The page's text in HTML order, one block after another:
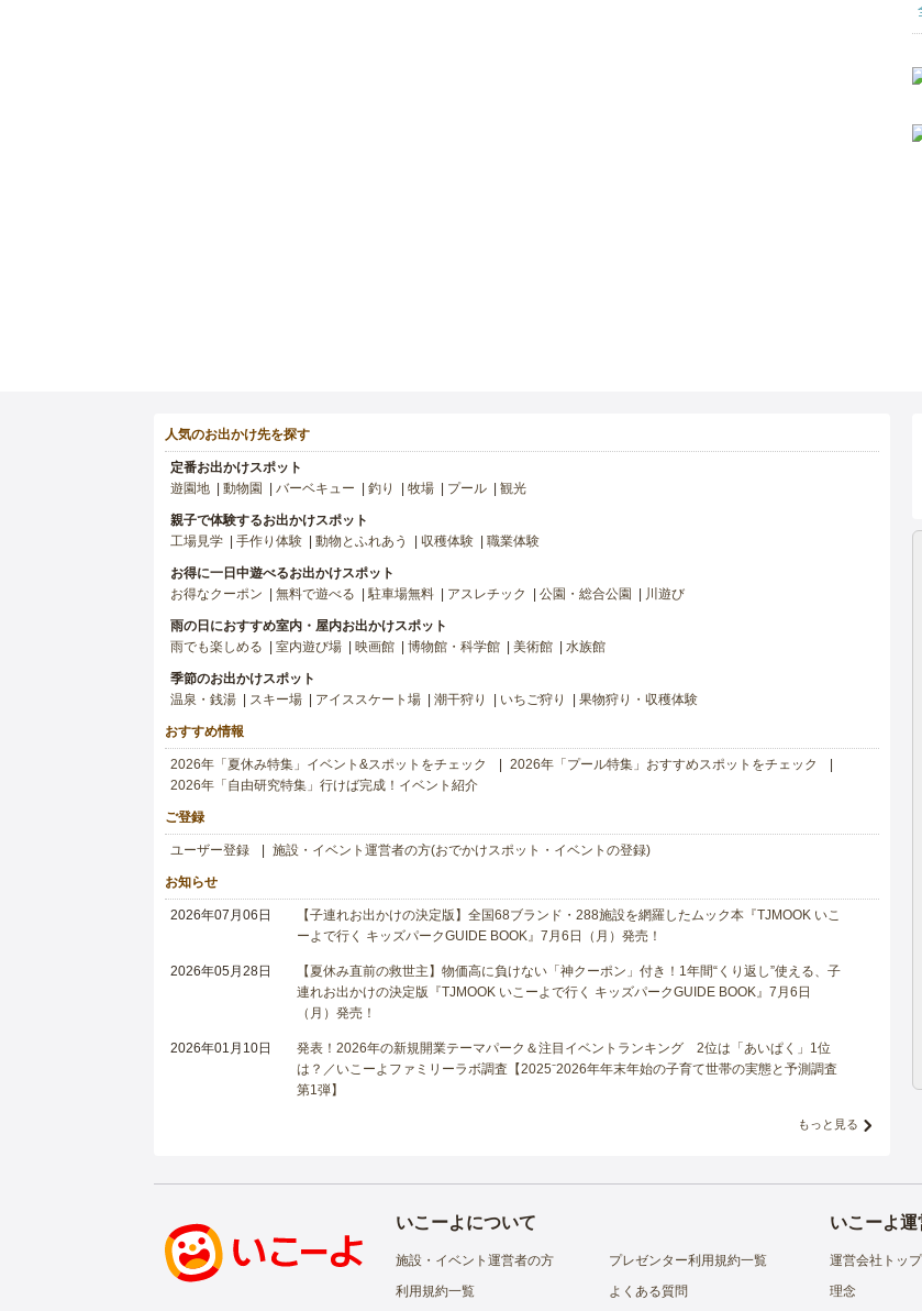
人気のお出かけ先を探す
定番お出かけスポット
遊園地
動物園 バーベキュー 釣り 牧場 プール 観光
親子で体験するお出かけスポット
工場見学
手作り体験 動物とふれあう 収穫体験 職業体験
お得に一日中遊べるお出かけスポット
お得なクーポン
無料で遊べる 駐車場無料 アスレチック 公園・総合公園 川遊び
雨の日におすすめ室内・屋内お出かけスポット
雨でも楽しめる
室内遊び場 映画館 博物館・科学館 美術館 水族館
季節のお出かけスポット
温泉・銭湯
スキー場 アイススケート場 潮干狩り いちご狩り 果物狩り・収穫体験
おすすめ情報
2026年「夏休み特集」イベント&スポットをチェック
2026年「プール特集」おすすめスポットをチェック
2026年「自由研究特集」行けば完成！イベント紹介
ご登録
ユーザー登録 施設・イベント運営者の方(おでかけスポット・イベントの登録)
お知らせ
2026年07月06日
【子連れお出かけの決定版】全国68ブランド・288施設を網羅したムック本『TJMOOK いこ
ーよで行く キッズパークGUIDE BOOK』7月6日（月）発売！
2026年05月28日
【夏休み直前の救世主】物価高に負けない「神クーポン」付き！1年間“くり返し”使える、子
連れお出かけの決定版『TJMOOK いこーよで行く キッズパークGUIDE BOOK』7月6日
（月）発売！
2026年01月10日
発表！2026年の新規開業テーマパーク＆注目イベントランキング 2位は「あいぱく」1位
は？／いこーよファミリーラボ調査【2025⁻2026年年末年始の子育て世帯の実態と予測調査
第1弾】
もっと見る
いこーよについて
施設・イベント運営者の方
プレゼンター利用規約一覧
利用規約一覧
よくある質問
いこーよ運
運営会社トップ
理念